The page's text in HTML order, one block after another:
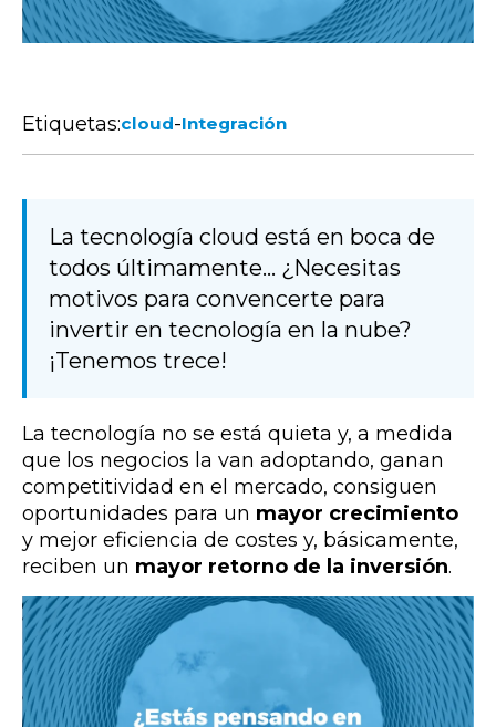
Etiquetas:cloud-Integración
La tecnología cloud está en boca de
todos últimamente... ¿Necesitas
motivos para convencerte para
invertir en tecnología en la nube?
¡Tenemos trece!
La tecnología no se está quieta y, a medida
que los negocios la van adoptando, ganan
competitividad en el mercado, consiguen
oportunidades para un mayor crecimiento
y mejor eficiencia de costes y, básicamente,
reciben un mayor retorno de la inversión.